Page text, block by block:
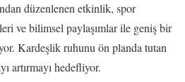
düzenlenen etkinlik, spor
ve bilimsel paylaşımlar ile geniş bir
Kardeşlik ruhunu ön planda tutan
artırmayı hedefliyor.